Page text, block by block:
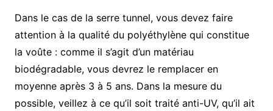
Dans le cas de la serre tunnel, vous devez faire
attention à la qualité du polyéthylène qui constitue
la voûte : comme il s’agit d’un matériau
biodégradable, vous devrez le remplacer en
moyenne après 3 à 5 ans. Dans la mesure du
possible, veillez à ce qu’il soit traité anti-UV, qu’il ait